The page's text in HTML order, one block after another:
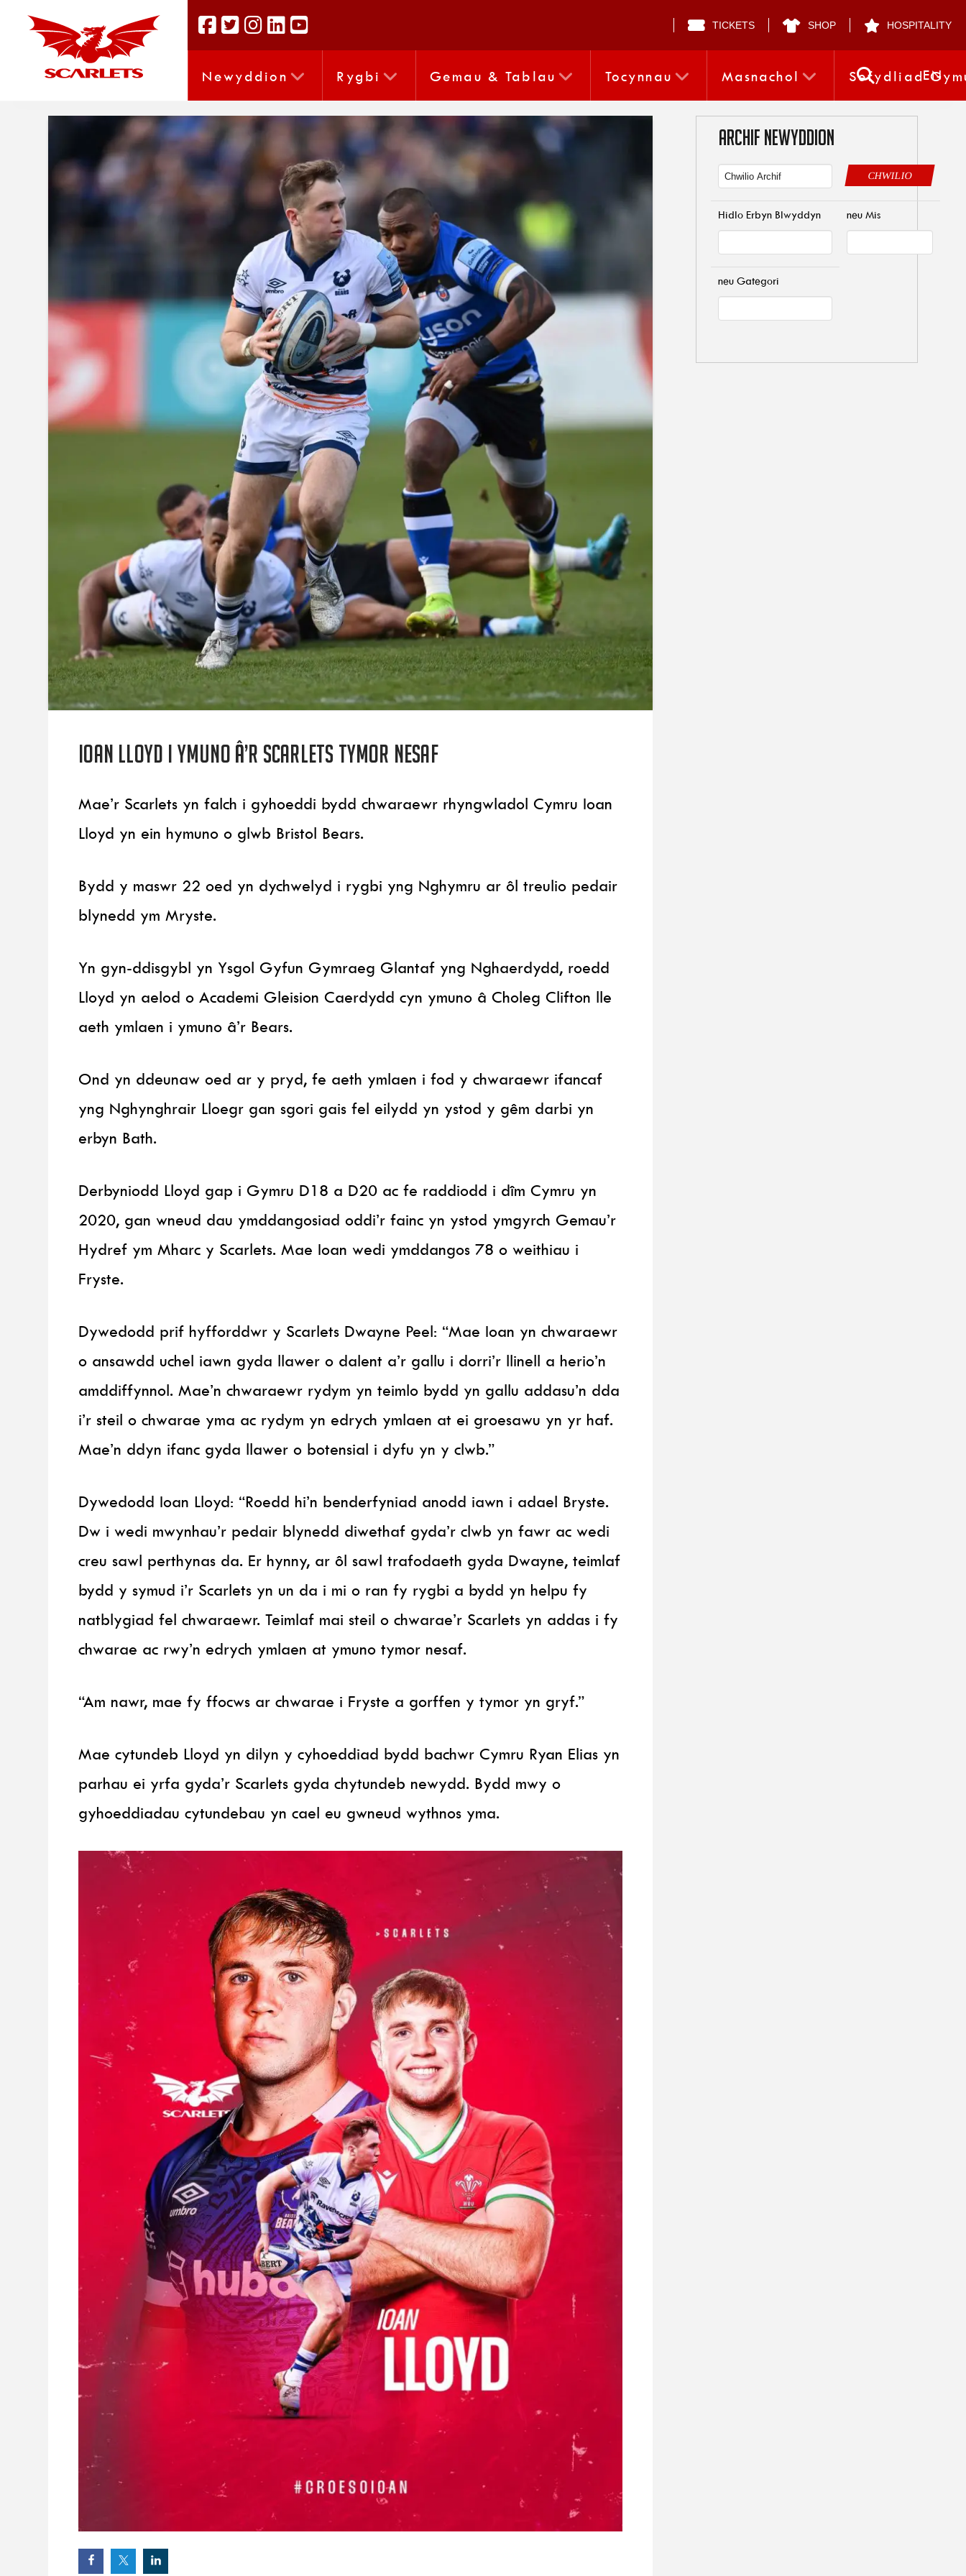
TICKETS SHOP HOSPITALITY
Newyddion Rygbi Gemau & Tablau Tocynnau Masnachol SefydliadEN
Ioan Lloyd i ymuno â’r Scarlets tymor nesaf
Mae’r Scarlets yn falch i gyhoeddi bydd chwaraewr rhyngwladol Cymru Ioan
Lloyd yn ein hymuno o glwb Bristol Bears.
Bydd y maswr 22 oed yn dychwelyd i rygbi yng Nghymru ar ôl treulio pedair
blynedd ym Mryste.
Yn gyn-ddisgybl yn Ysgol Gyfun Gymraeg Glantaf yng Nghaerdydd, roedd
Lloyd yn aelod o Academi Gleision Caerdydd cyn ymuno â Choleg Clifton lle
aeth ymlaen i ymuno â’r Bears.
Ond yn ddeunaw oed ar y pryd, fe aeth ymlaen i fod y chwaraewr ifancaf
yng Nghynghrair Lloegr gan sgori gais fel eilydd yn ystod y gêm darbi yn
erbyn Bath.
Derbyniodd Lloyd gap i Gymru D18 a D20 ac fe raddiodd i dîm Cymru yn
2020, gan wneud dau ymddangosiad oddi’r fainc yn ystod ymgyrch Gemau’r
Hydref ym Mharc y Scarlets. Mae Ioan wedi ymddangos 78 o weithiau i
Fryste.
Dywedodd prif hyfforddwr y Scarlets Dwayne Peel: “Mae Ioan yn chwaraewr
o ansawdd uchel iawn gyda llawer o dalent a’r gallu i dorri’r llinell a herio’n
amddiffynnol. Mae’n chwaraewr rydym yn teimlo bydd yn gallu addasu’n dda
i’r steil o chwarae yma ac rydym yn edrych ymlaen at ei groesawu yn yr haf.
Mae’n ddyn ifanc gyda llawer o botensial i dyfu yn y clwb.”
Dywedodd Ioan Lloyd: “Roedd hi’n benderfyniad anodd iawn i adael Bryste.
Dw i wedi mwynhau’r pedair blynedd diwethaf gyda’r clwb yn fawr ac wedi
creu sawl perthynas da. Er hynny, ar ôl sawl trafodaeth gyda Dwayne, teimlaf
bydd y symud i’r Scarlets yn un da i mi o ran fy rygbi a bydd yn helpu fy
natblygiad fel chwaraewr. Teimlaf mai steil o chwarae’r Scarlets yn addas i fy
chwarae ac rwy’n edrych ymlaen at ymuno tymor nesaf.
“Am nawr, mae fy ffocws ar chwarae i Fryste a gorffen y tymor yn gryf.”
Mae cytundeb Lloyd yn dilyn y cyhoeddiad bydd bachwr Cymru Ryan Elias yn
parhau ei yrfa gyda’r Scarlets gyda chytundeb newydd. Bydd mwy o
gyhoeddiadau cytundebau yn cael eu gwneud wythnos yma.
ARCHIF NEWYDDION
CHWILIO
Hidlo Erbyn Blwyddyn neu Mis
neu Gategori